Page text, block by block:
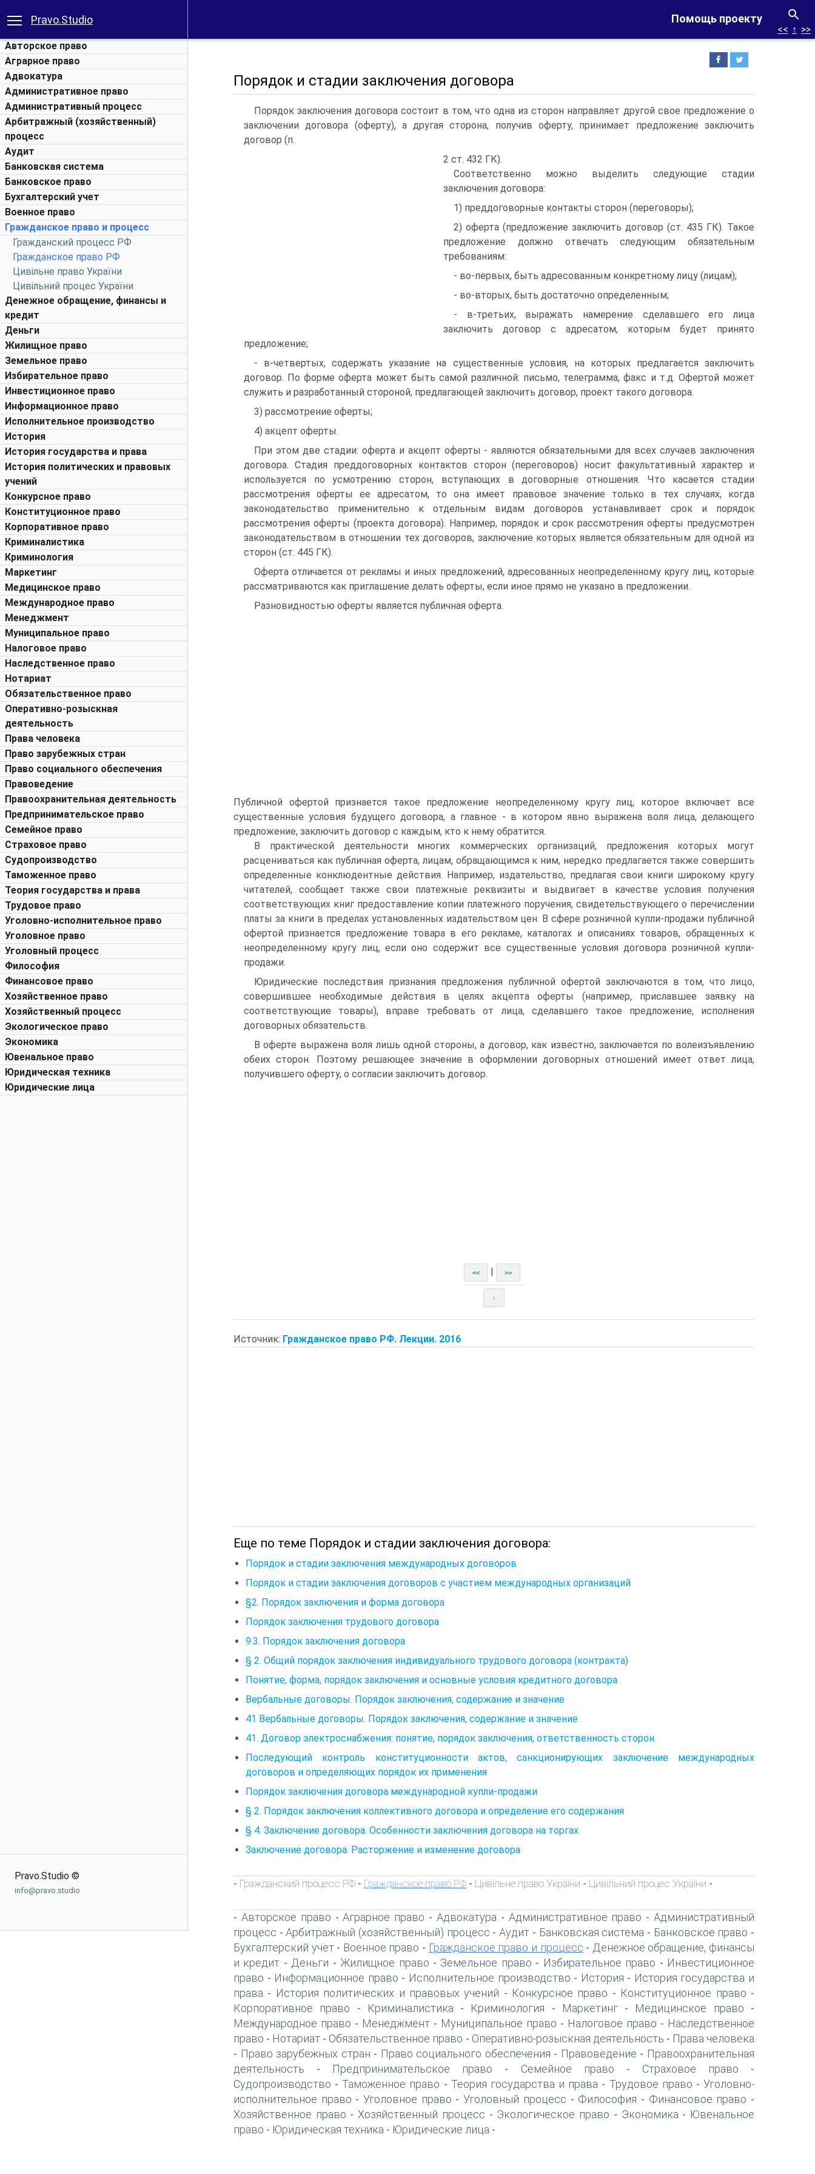
Помощь проекту
Pravo.Studio
Авторское право
Аграрное право
Адвокатура
Административное право
Административный процесс
Арбитражный (хозяйственный)
процесс
Аудит
Банковская система
Банковское право
Бухгалтерский учет
Военное право
Гражданское право и процесс
Гражданский процесс РФ
Гражданское право РФ
Цивільне право України
Цивільний процес України
Денежное обращение, финансы и
кредит
Деньги
Жилищное право
Земельное право
Избирательное право
Инвестиционное право
Информационное право
Исполнительное производство
История
История государства и права
История политических и правовых
учений
Конкурсное право
Конституционное право
Корпоративное право
Криминалистика
Криминология
Маркетинг
Медицинское право
Международное право
Менеджмент
Муниципальное право
Налоговое право
Наследственное право
Нотариат
Обязательственное право
Оперативно-розыскная
деятельность
Права человека
Право зарубежных стран
Право социального обеспечения
Правоведение
Правоохранительная деятельность
Предпринимательское право
Семейное право
Страховое право
Судопроизводство
Таможенное право
Теория государства и права
Трудовое право
Уголовно-исполнительное право
Уголовное право
Уголовный процесс
Философия
Финансовое право
Хозяйственное право
Хозяйственный процесс
Экологическое право
Экономика
Ювенальное право
Юридическая техника
Юридические лица
Pravo.Studio ©
info@pravo.studio
<< ↑ >>
Порядок и стадии заключения договора
Порядок заключения договора состоит в том, что одна из сторон направляет другой свое предложение о
заключении договора (оферту), а другая сторона, получив оферту, принимает предложение заключить
договор (п.
2 ст. 432 ГК).
Соответственно можно выделить следующие стадии
заключения договора:
1) преддоговорные контакты сторон (переговоры);
2) оферта (предложение заключить договор (ст. 435 ГК). Такое
предложение должно отвечать следующим обязательным
требованиям:
- во-первых, быть адресованным конкретному лицу (лицам);
- во-вторых, быть достаточно определенным;
- в-третьих, выражать намерение сделавшего его лица
заключить договор с адресатом, которым будет принято
предложение;
- в-четвертых, содержать указание на существенные условия, на которых предлагается заключить
договор. По форме оферта может быть самой различной: письмо, телеграмма, факс и т.д. Офертой может
служить и разработанный стороной, предлагающей заключить договор, проект такого договора.
3) рассмотрение оферты;
4) акцепт оферты.
При этом две стадии: оферта и акцепт оферты - являются обязательными для всех случаев заключения
договора. Стадия преддоговорных контактов сторон (переговоров) носит факультативный характер и
используется по усмотрению сторон, вступающих в договорные отношения. Что касается стадии
рассмотрения оферты ее адресатом, то она имеет правовое значение только в тех случаях, когда
законодательство применительно к отдельным видам договоров устанавливает срок и порядок
рассмотрения оферты (проекта договора). Например, порядок и срок рассмотрения оферты предусмотрен
законодательством в отношении тех договоров, заключение которых является обязательным для одной из
сторон (ст. 445 ГК).
Оферта отличается от рекламы и иных предложений, адресованных неопределенному кругу лиц, которые
рассматриваются как приглашение делать оферты, если иное прямо не указано в предложении.
Разновидностью оферты является публичная оферта.
Публичной офертой признается такое предложение неопределенному кругу лиц, которое включает все
существенные условия будущего договора, а главное - в котором явно выражена воля лица, делающего
предложение, заключить договор с каждым, кто к нему обратится.
В практической деятельности многих коммерческих организаций, предложения которых могут
расцениваться как публичная оферта, лицам, обращающимся к ним, нередко предлагается также совершить
определенные конклюдентные действия. Например, издательство, предлагая свои книги широкому кругу
читателей, сообщает также свои платежные реквизиты и выдвигает в качестве условия получения
соответствующих книг предоставление копии платежного поручения, свидетельствующего о перечислении
платы за книги в пределах установленных издательством цен. В сфере розничной купли-продажи публичной
офертой признается предложение товара в его рекламе, каталогах и описаниях товаров, обращенных к
неопределенному кругу лиц, если оно содержит все существенные условия договора розничной купли-
продажи.
Юридические последствия признания предложения публичной офертой заключаются в том, что лицо,
совершившее необходимые действия в целях акцепта оферты (например, приславшее заявку на
соответствующие товары), вправе требовать от лица, сделавшего такое предложение, исполнения
договорных обязательств.
В оферте выражена воля лишь одной стороны, а договор, как известно, заключается по волеизъявлению
обеих сторон. Поэтому решающее значение в оформлении договорных отношений имеет ответ лица,
получившего оферту, о согласии заключить договор.
<< >>
↑
Источник: Гражданское право РФ. Лекции. 2016
Еще по теме Порядок и стадии заключения договора:
Порядок и стадии заключения международных договоров
Порядок и стадии заключения договоров с участием международных организаций
§2. Порядок заключения и форма договора
Порядок заключения трудового договора
9.3. Порядок заключения договора
§ 2. Общий порядок заключения индивидуального трудового договора (контракта)
Понятие, форма, порядок заключения и основные условия кредитного договора
Вербальные договоры. Порядок заключения, содержание и значение
41 Вербальные договоры. Порядок заключения, содержание и значение
41. Договор электроснабжения: понятие, порядок заключения, ответственность сторон.
Последующий контроль конституционности актов, санкционирующих заключение международных
договоров и определяющих порядок их применения
Порядок заключения договора международной купли-продажи
§ 2. Порядок заключения коллективного договора и определение его содержания
§ 4. Заключение договора. Особенности заключения договора на торгах
Заключение договора. Расторжение и изменение договора
- Гражданский процесс РФ - Гражданское право РФ - Цивільне право України - Цивільний процес України -
- Авторское право -Аграрное право - Адвокатура - Административное право -Административный
процесс -Арбитражный (хозяйственный) процесс -Аудит - Банковская система - Банковское право -
Бухгалтерский учет- Военное право - Гражданское право и процесс - Денежное обращение, финансы
и кредит - Деньги - Жилищное право - Земельное право - Избирательное право - Инвестиционное
право - Информационное право - Исполнительное производство - История - История государства и
права - История политических и правовых учений - Конкурсное право - Конституционное право -
Корпоративное право - Криминалистика - Криминология - Маркетинг- Медицинское право -
Международное право - Менеджмент - Муниципальное право - Налоговое право - Наследственное
право - Нотариат - Обязательственное право - Оперативно-розыскная деятельность - Права человека
- Право зарубежных стран - Право социального обеспечения - Правоведение - Правоохранительная
деятельность - Предпринимательское право - Семейное право - Страховое право -
Судопроизводство -Таможенное право - Теория государства и права - Трудовое право -Уголовно-
исполнительное право -Уголовное право -Уголовный процесс - Философия - Финансовое право -
Хозяйственное право - Хозяйственный процесс - Экологическое право - Экономика - Ювенальное
право - Юридическая техника - Юридические лица -